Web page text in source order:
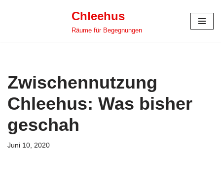
Chleehus
Räume für Begegnungen
Zwischennutzung
Chleehus: Was bisher
geschah
Juni 10, 2020